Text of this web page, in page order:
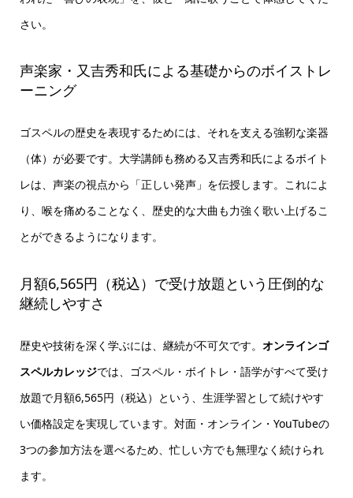
さい。
声楽家・又吉秀和氏による基礎からのボイストレ
ーニング
ゴスペルの歴史を表現するためには、それを支える強靭な楽器
（体）が必要です。大学講師も務める又吉秀和氏によるボイト
レは、声楽の視点から「正しい発声」を伝授します。これによ
り、喉を痛めることなく、歴史的な大曲も力強く歌い上げるこ
とができるようになります。
月額6,565円（税込）で受け放題という圧倒的な
継続しやすさ
歴史や技術を深く学ぶには、継続が不可欠です。 オンラインゴ
スペルカレッジでは、ゴスペル・ボイトレ・語学がすべて受け
放題で月額6,565円（税込）という、生涯学習として続けやす
い価格設定を実現しています。対面・オンライン・YouTubeの
3つの参加方法を選べるため、忙しい方でも無理なく続けられ
ます。